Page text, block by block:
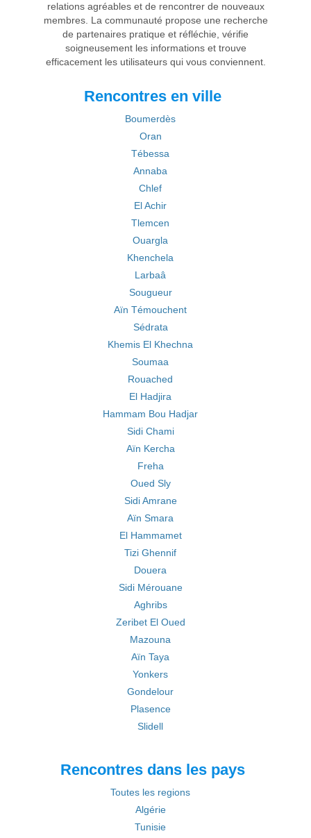
relations agréables et de rencontrer de nouveaux
membres. La communauté propose une recherche
de partenaires pratique et réfléchie, vérifie
soigneusement les informations et trouve
efficacement les utilisateurs qui vous conviennent.
Rencontres en ville
Boumerdès
Oran
Tébessa
Annaba
Chlef
El Achir
Tlemcen
Ouargla
Khenchela
Larbaâ
Sougueur
Aïn Témouchent
Sédrata
Khemis El Khechna
Soumaa
Rouached
El Hadjira
Hammam Bou Hadjar
Sidi Chami
Aïn Kercha
Freha
Oued Sly
Sidi Amrane
Aïn Smara
El Hammamet
Tizi Ghennif
Douera
Sidi Mérouane
Aghribs
Zeribet El Oued
Mazouna
Aïn Taya
Yonkers
Gondelour
Plasence
Slidell
Rencontres dans les pays
Toutes les regions
Algérie
Tunisie